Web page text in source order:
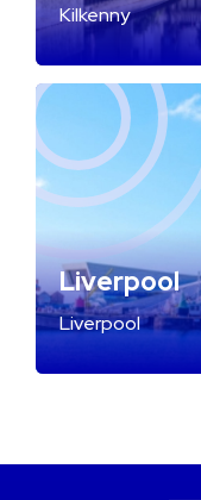
Kilkenny
Liverpool
Liverpool